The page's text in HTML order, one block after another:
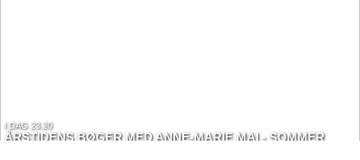
I DAG 23.20
ÅRSTIDENS BØGER MED ANNE-MARIE MAI - SOMMER